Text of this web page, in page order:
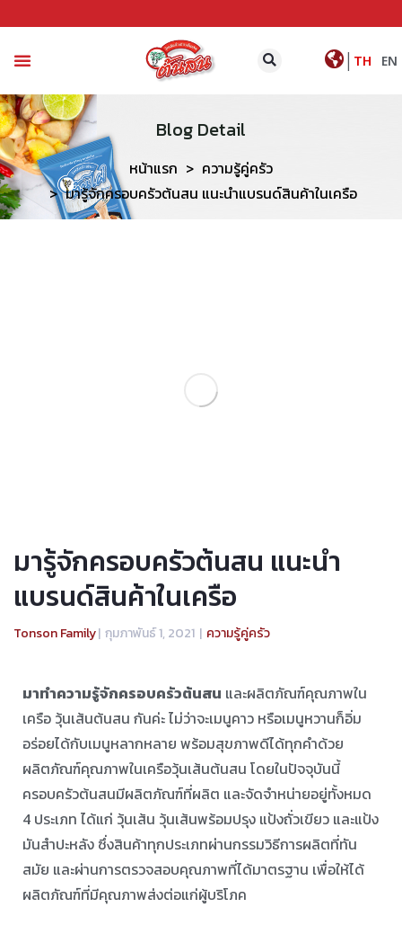
TH EN
|
Blog Detail
หน้าแรก
ความรู้คู่ครัว
มารู้จักครอบครัวต้นสน แนะนำแบรนด์สินค้าในเครือ
มารู้จักครอบครัวต้นสน แนะนำ
แบรนด์สินค้าในเครือ
Tonson Family| กุมภาพันธ์ 1, 2021 | ความรู้คู่ครัว
มาทำความรู้จักครอบครัวต้นสน และผลิตภัณฑ์คุณภาพใน
เครือ วุ้นเส้นต้นสน กันค่ะ ไม่ว่าจะเมนูคาว หรือเมนูหวานก็อิ่ม
อร่อยได้กับเมนูหลากหลาย พร้อมสุขภาพดีได้ทุกคำด้วย
ผลิตภัณฑ์คุณภาพในเครือวุ้นเส้นต้นสน โดยในปัจจุบันนี้
ครอบครัวต้นสนมีผลิตภัณฑ์ที่ผลิต และจัดจำหน่ายอยู่ทั้งหมด
4 ประเภท ได้แก่ วุ้นเส้น วุ้นเส้นพร้อมปรุง แป้งถั่วเขียว และแป้ง
มันสำปะหลัง ซึ่งสินค้าทุกประเภทผ่านกรรมวิธีการผลิตที่ทัน
สมัย และผ่านการตรวจสอบคุณภาพที่ได้มาตรฐาน เพื่อให้ได้
ผลิตภัณฑ์ที่มีคุณภาพส่งต่อแก่ผู้บริโภค ⠀ ⠀